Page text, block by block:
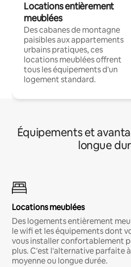
Locations entièrement
meublées
Des cabanes de montagne
paisibles aux appartements
urbains pratiques, ces
locations meublées offrent
tous les équipements d'un
logement standard.
Équipements et
longue
Locations meublées
Des logements entièrement
le wifi et les équipements dont
vous installer confortablement
plus. C'est l'alternative parfaite
moyenne ou longue durée.